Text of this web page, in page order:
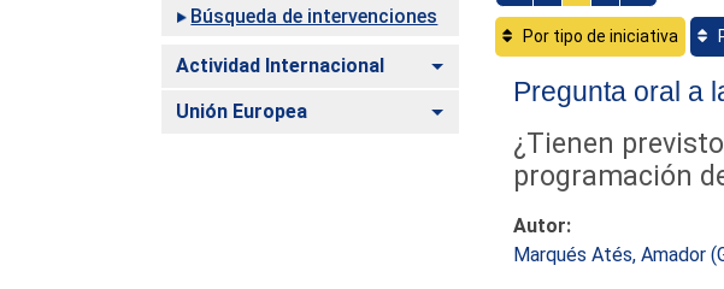
Búsqueda de intervenciones
Actividad Internacional Alternar
Unión Europea Alternar
Por tipo de iniciativa
Pregunta oral a
¿Tienen
programación
Autor:
Marqués Atés, Amador